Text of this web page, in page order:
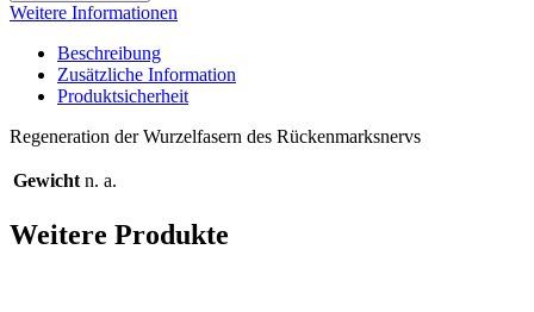
Weitere Informationen
Beschreibung
Zusätzliche Information
Produktsicherheit
Regeneration der Wurzelfasern des Rückenmarksnervs
Gewicht n. a.
Weitere Produkte